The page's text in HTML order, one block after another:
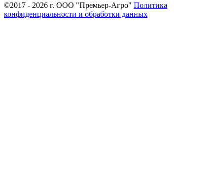
©2017 - 2026 г. ООО "Премьер-Агро" Политика
конфиденциальности и обработки данных